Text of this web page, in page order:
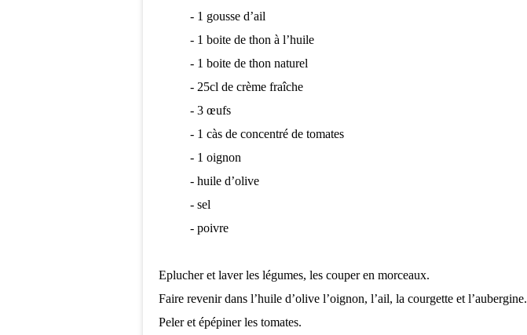
- 1 gousse d’ail
- 1 boite de thon à l’huile
- 1 boite de thon naturel
- 25cl de crème fraîche
- 3 œufs
- 1 càs de concentré de tomates
- 1 oignon
- huile d’olive
- sel
- poivre
Eplucher et laver les légumes, les couper en morceaux.
Faire revenir dans l’huile d’olive l’oignon, l’ail, la courgette et l’aubergine.
Peler et épépiner les tomates.